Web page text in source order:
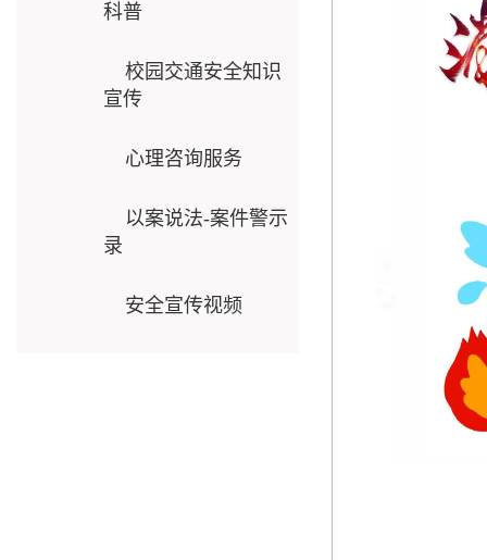
科普
校园交通安全知识
宣传
心理咨询服务
以案说法-案件警示
录
安全宣传视频